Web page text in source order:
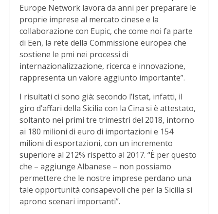
Europe Network lavora da anni per preparare le
proprie imprese al mercato cinese e la
collaborazione con Eupic, che come noi fa parte
di Een, la rete della Commissione europea che
sostiene le pmi nei processi di
internazionalizzazione, ricerca e innovazione,
rappresenta un valore aggiunto importante”.
I risultati ci sono già: secondo l’Istat, infatti, il
giro d’affari della Sicilia con la Cina si è attestato,
soltanto nei primi tre trimestri del 2018, intorno
ai 180 milioni di euro di importazioni e 154
milioni di esportazioni, con un incremento
superiore al 212% rispetto al 2017. “È per questo
che – aggiunge Albanese – non possiamo
permettere che le nostre imprese perdano una
tale opportunità consapevoli che per la Sicilia si
aprono scenari importanti”.